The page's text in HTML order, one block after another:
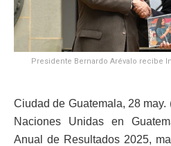
Presidente Bernardo Arévalo recibe
Ciudad de Guatemala, 28
Naciones Unidas en
Anual de Resultados 2025,